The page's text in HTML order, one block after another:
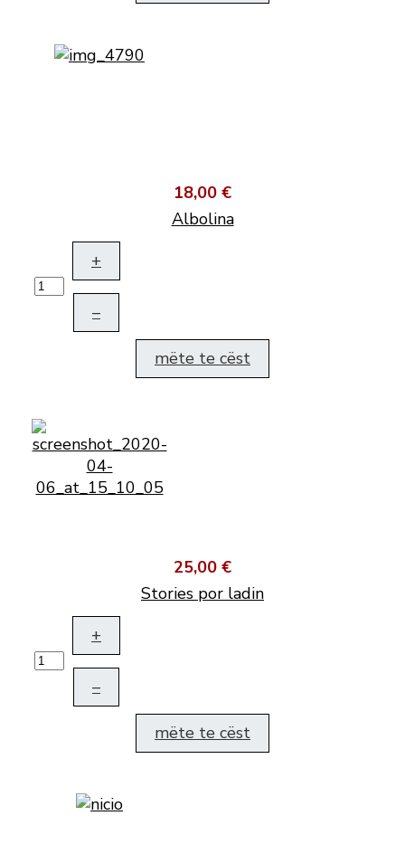
18,00 €
Albolina
+
–
mëte te cëst
25,00 €
Stories por ladin
+
–
mëte te cëst